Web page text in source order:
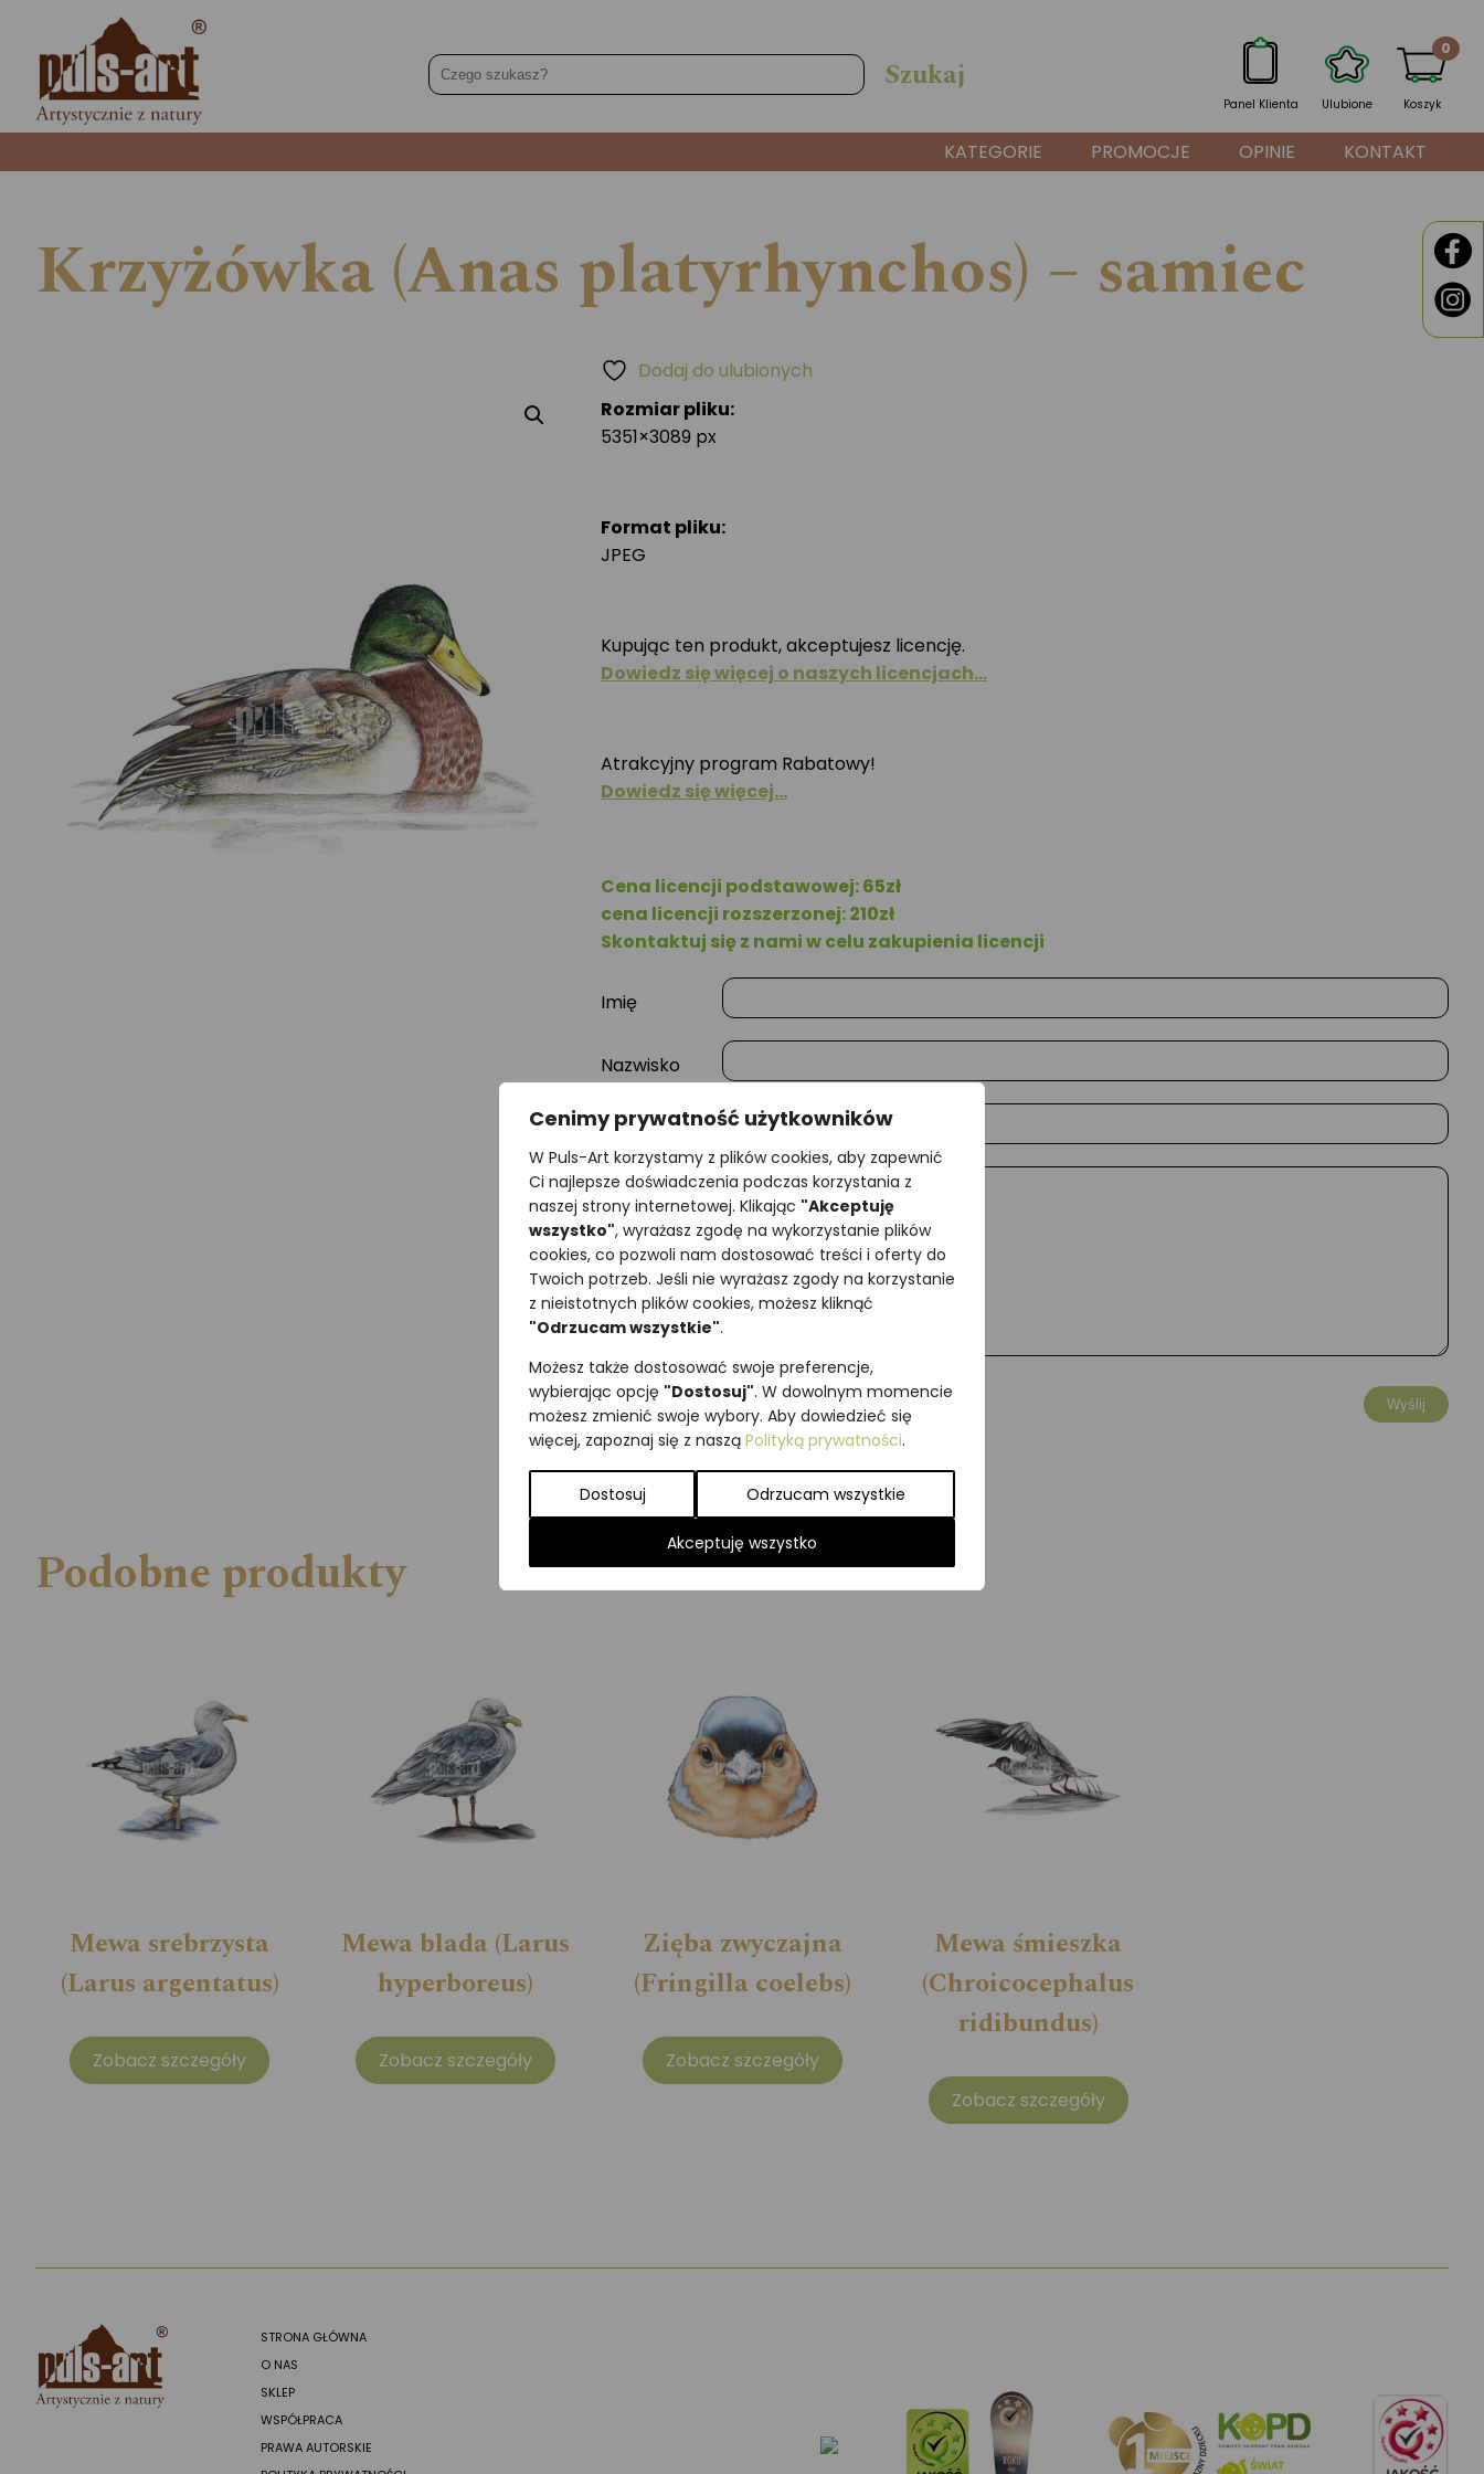
Cenimy prywatność użytkowników
W Puls-Art korzystamy z plików cookies, aby zapewnić
Ci najlepsze doświadczenia podczas korzystania z
naszej strony internetowej. Klikając "Akceptuję
wszystko", wyrażasz zgodę na wykorzystanie plików
cookies, co pozwoli nam dostosować treści i oferty do
Twoich potrzeb. Jeśli nie wyrażasz zgody na korzystanie
z nieistotnych plików cookies, możesz kliknąć
"Odrzucam wszystkie".
Możesz także dostosować swoje preferencje,
wybierając opcję "Dostosuj". W dowolnym momencie
możesz zmienić swoje wybory. Aby dowiedzieć się
więcej, zapoznaj się z naszą Polityką prywatności.
Dostosuj Odrzucam wszystkie
Akceptuję wszystko
Panel Klienta Ulubione Koszyk
0
KATEGORIE PROMOCJE OPINIE KONTAKT
Krzyżówka (Anas platyrhynchos) – samiec
Rozmiar pliku:
5351×3089 px
Format pliku:
JPEG
Kupując ten produkt, akceptujesz licencję.
Dowiedz się więcej o naszych licencjach…
Atrakcyjny program Rabatowy!
Dowiedz się więcej…
Cena licencji podstawowej: 65zł
cena licencji rozszerzonej: 210zł
Skontaktuj się z nami w celu zakupienia licencji
Imię
Nazwisko
E-mail
Wiadomość
Dodaj do ulubionych
Najniższa cena z ostatnich 30 dni:65,00
SKU:Brak danych
Kategorie:
ILUSTRACJE,Ptaki,Wodne
Podobne produkty
Mewa srebrzysta
(Larus argentatus)
Zobacz szczegóły
Mewa blada (Larus
hyperboreus)
Zobacz szczegóły
Zięba zwyczajna
(Fringilla coelebs)
Zobacz szczegóły
Mewa śmieszka
(Chroicocephalus
ridibundus)
Zobacz szczegóły
STRONA GŁÓWNA
O NAS
SKLEP
WSPÓŁPRACA
PRAWA AUTORSKIE